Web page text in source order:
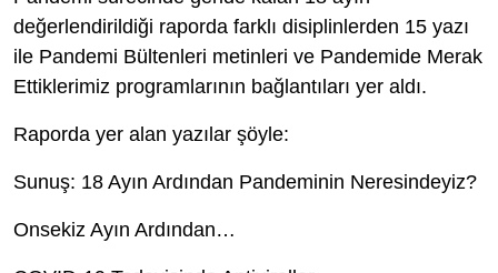
değerlendirildiği raporda farklı disiplinlerden 15 yazı
ile Pandemi Bültenleri metinleri ve Pandemide Merak
Ettiklerimiz programlarının bağlantıları yer aldı.
Raporda yer alan yazılar şöyle:
Sunuş: 18 Ayın Ardından Pandeminin Neresindeyiz?
Onsekiz Ayın Ardından…